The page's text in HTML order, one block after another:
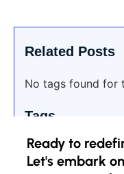
Related Posts
No tags found for
Tags
Ready to
Let's embark